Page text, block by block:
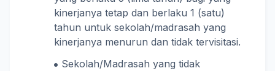
kinerjanya tetap dan berlaku 1 (satu)
tahun untuk sekolah/madrasah yang
kinerjanya menurun dan tidak tervisitasi.
Sekolah/Madrasah yang tidak